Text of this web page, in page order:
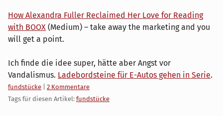
How Alexandra Fuller Reclaimed Her Love for Reading
with BOOX (Medium) – take away the marketing and you
will get a point.
Ich finde die idee super, hätte aber Angst vor
Vandalismus. Ladebordsteine für E-Autos gehen in Serie.
Kategorien:
fundstücke
2 Kommentare
Tags für diesen Artikel: fundstücke